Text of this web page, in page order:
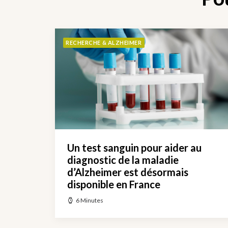
RECHERCHE & ALZHEIMER
Un test sanguin pour aider au
diagnostic de la maladie
d’Alzheimer est désormais
disponible en France
6 Minutes